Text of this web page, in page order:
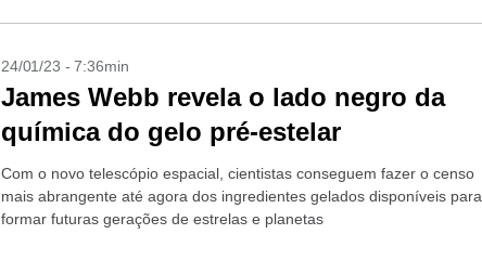
24/01/23 - 7:36min
James Webb revela o lado negro da
química do gelo pré-estelar
Com o novo telescópio espacial, cientistas conseguem fazer o censo
mais abrangente até agora dos ingredientes gelados disponíveis para
formar futuras gerações de estrelas e planetas